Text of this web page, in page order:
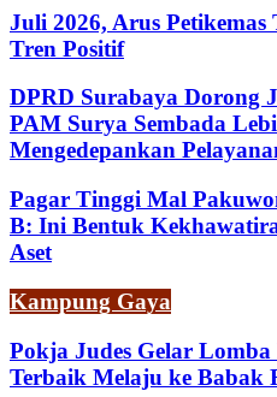
Juli 2026, Arus
Tren Positif
DPRD Surabaya Dorong
PAM Surya Sembada
Mengedepankan
Pagar Tinggi Mal
B: Ini Bentuk
Aset
Kampung Gaya
Pokja Judes Gelar
Terbaik Melaju ke Babak